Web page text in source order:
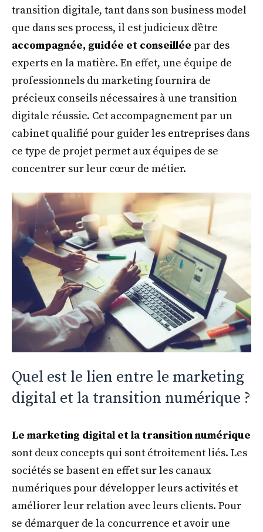
transition digitale, tant dans son business model
que dans ses process, il est judicieux d’être
accompagnée, guidée et conseillée par des
experts en la matière. En effet, une équipe de
professionnels du marketing fournira de
précieux conseils nécessaires à une transition
digitale réussie. Cet accompagnement par un
cabinet qualifié pour guider les entreprises dans
ce type de projet permet aux équipes de se
concentrer sur leur cœur de métier.
Quel est le lien entre le marketing
digital et la transition numérique ?
Le marketing digital et la transition numérique
sont deux concepts qui sont étroitement liés. Les
sociétés se basent en effet sur les canaux
numériques pour développer leurs activités et
améliorer leur relation avec leurs clients. Pour
se démarquer de la concurrence et avoir une